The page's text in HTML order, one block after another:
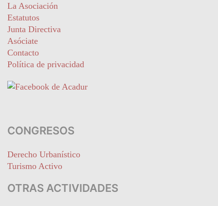
La Asociación
Estatutos
Junta Directiva
Asóciate
Contacto
Política de privacidad
CONGRESOS
Derecho Urbanístico
Turismo Activo
OTRAS ACTIVIDADES